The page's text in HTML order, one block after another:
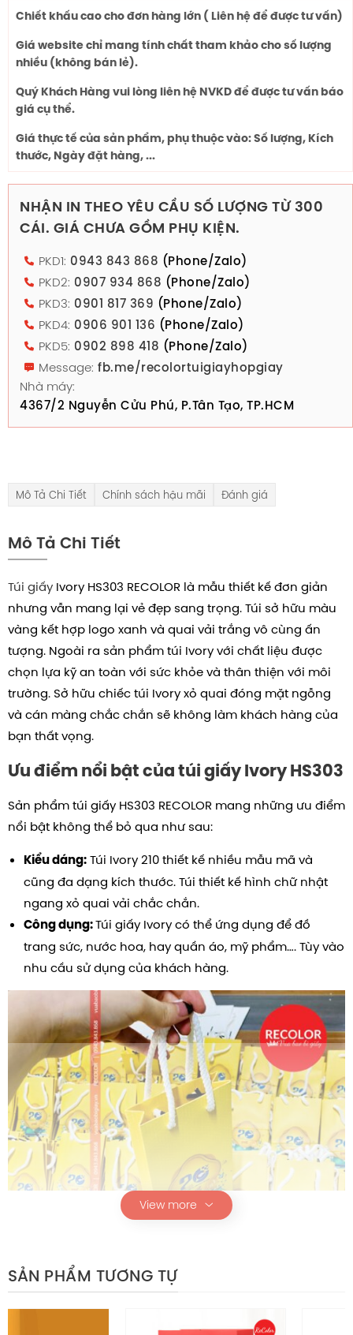
Chiết khấu cao cho đơn hàng lớn ( Liên hệ để được tư vấn)
Giá website chỉ mang tính chất tham khảo cho số lượng
nhiều (không bán lẻ).
Quý Khách Hàng vui lòng liên hệ NVKD để được tư vấn báo
giá cụ thể.
Giá thực tế của sản phẩm, phụ thuộc vào: Số lượng, Kích
thước, Ngày đặt hàng, ...
NHẬN IN THEO YÊU CẦU SỐ LƯỢNG TỪ 300
CÁI. GIÁ CHƯA GỒM PHỤ KIỆN.
PKD1: 0943 843 868 (Phone/Zalo)
PKD2: 0907 934 868 (Phone/Zalo)
PKD3: 0901 817 369 (Phone/Zalo)
PKD4: 0906 901 136 (Phone/Zalo)
PKD5: 0902 898 418 (Phone/Zalo)
Message: fb.me/recolortuigiayhopgiay
Nhà máy:
4367/2 Nguyễn Cửu Phú, P.Tân Tạo, TP.HCM
Mô Tả Chi Tiết Chính sách hậu mãi Đánh giá
Mô Tả Chi Tiết
Túi giấy Ivory HS303 RECOLOR là mẫu thiết kế đơn giản
nhưng vẫn mang lại vẻ đẹp sang trọng. Túi sở hữu màu
vàng kết hợp logo xanh và quai vải trắng vô cùng ấn
tượng. Ngoài ra sản phẩm túi Ivory với chất liệu được
chọn lựa kỹ an toàn với sức khỏe và thân thiện với môi
trường. Sở hữu chiếc túi Ivory xỏ quai đóng mặt ngỗng
và cán màng chắc chắn sẽ không làm khách hàng của
bạn thất vọng.
Ưu điểm nổi bật của túi giấy Ivory HS303
Sản phẩm túi giấy HS303 RECOLOR mang những ưu điểm
nổi bật không thể bỏ qua như sau:
Kiểu dáng: Túi Ivory 210 thiết kế nhiều mẫu mã và
cũng đa dạng kích thước. Túi thiết kế hình chữ nhật
ngang xỏ quai vải chắc chắn.
Công dụng:Túi giấy Ivory có thể ứng dụng để đồ
trang sức, nước hoa, hay quần áo, mỹ phẩm…. Tùy vào
nhu cầu sử dụng của khách hàng.
View more
SẢN PHẨM TƯƠNG TỰ